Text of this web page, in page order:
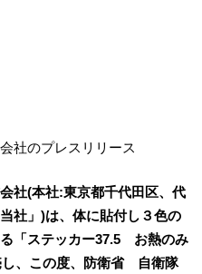
社のプレスリリース
社(本社:東京都千代田区、代
」)は、体に貼付し３色の
「ステッカー37.5 お熱のみ
し、この度、防衛省 自衛隊